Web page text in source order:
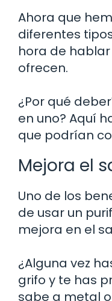
Ahora que
diferentes
hora de
ofrecen.
¿Por qué
en uno? Aquí
que podrían
Mejora el
Uno de los
de usar un
mejora en el
¿Alguna vez
grifo y te has
sabe a metal